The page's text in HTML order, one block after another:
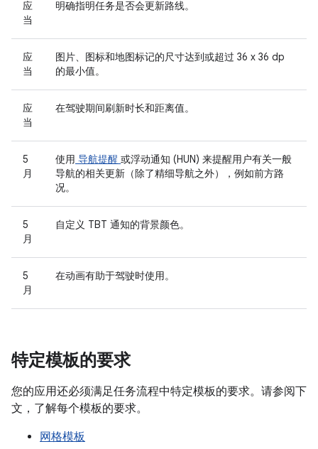
应
当
明确指明任务是否会更新路线。
应
当
图片、图标和地图标记的尺寸达到或超过 36 x 36 dp
的最小值。
应
当
在驾驶期间刷新时长和距离值。
5
月
使用 导航提醒 或浮动通知 (HUN) 来提醒用户有关一般
导航的相关更新（除了精细导航之外），例如前方路
况。
5
月
自定义 TBT 通知的背景颜色。
5
月
在动画有助于驾驶时使用。
特定模板的要求
您的应用还必须满足任务流程中特定模板的要求。请参阅下
文，了解每个模板的要求。
网格模板